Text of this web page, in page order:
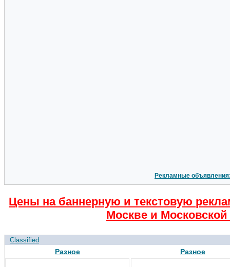
Рекламные
Цены на баннерную и текстовую
Москве и Московской
Classified
Разное Разное